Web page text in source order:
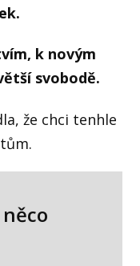
k novým
svobodě.
že chci tenhle